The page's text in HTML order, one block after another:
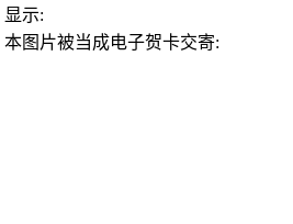
显示:
本图片被当成电子贺卡交寄: